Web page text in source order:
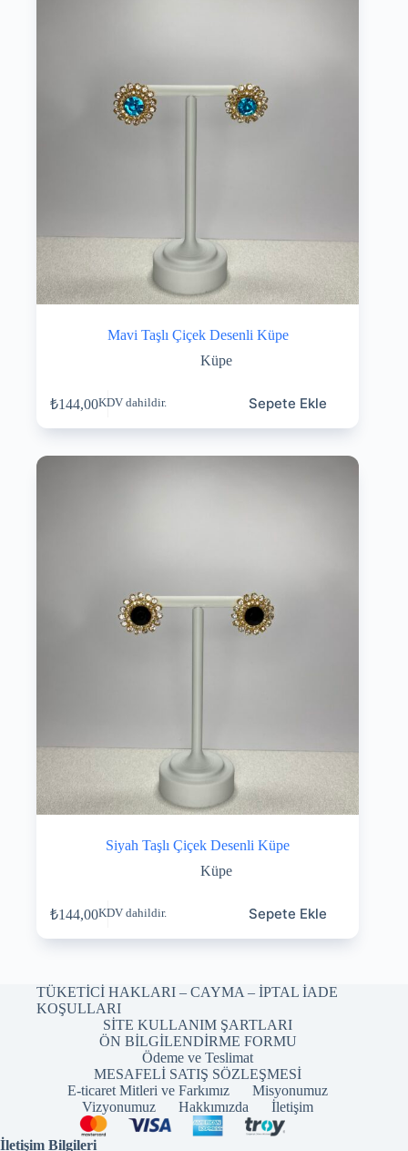
Mavi Taşlı Çiçek Desenli Küpe
Küpe
₺144,00KDV dahildir. Sepete Ekle
Siyah Taşlı Çiçek Desenli Küpe
Küpe
₺144,00KDV dahildir. Sepete Ekle
TÜKETİCİ HAKLARI – CAYMA – İPTAL İADE
KOŞULLARI
SİTE KULLANIM ŞARTLARI
ÖN BİLGİLENDİRME FORMU
Ödeme ve Teslimat
MESAFELİ SATIŞ SÖZLEŞMESİ
E-ticaret Mitleri ve Farkımız
Misyonumuz
Vizyonumuz
Hakkımızda İletişim
İletişim Bilgileri